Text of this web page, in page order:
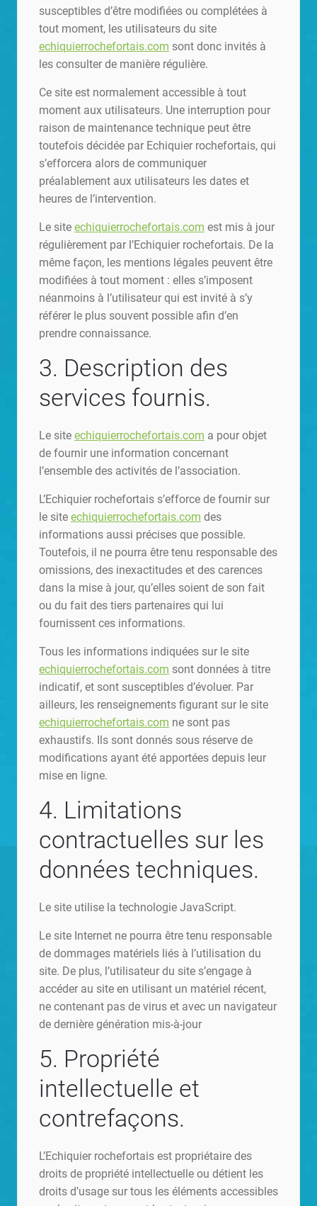
susceptibles d’être modifiées ou complétées à
tout moment, les utilisateurs du site
echiquierrochefortais.com sont donc invités à
les consulter de manière régulière.
Ce site est normalement accessible à tout
moment aux utilisateurs. Une interruption pour
raison de maintenance technique peut être
toutefois décidée par Echiquier rochefortais, qui
s’efforcera alors de communiquer
préalablement aux utilisateurs les dates et
heures de l’intervention.
Le site echiquierrochefortais.com est mis à jour
régulièrement par l’Echiquier rochefortais. De la
même façon, les mentions légales peuvent être
modifiées à tout moment : elles s’imposent
néanmoins à l’utilisateur qui est invité à s’y
référer le plus souvent possible afin d’en
prendre connaissance.
3. Description des
services fournis.
Le site echiquierrochefortais.com a pour objet
de fournir une information concernant
l’ensemble des activités de l’association.
L’Echiquier rochefortais s’efforce de fournir sur
le site echiquierrochefortais.com des
informations aussi précises que possible.
Toutefois, il ne pourra être tenu responsable des
omissions, des inexactitudes et des carences
dans la mise à jour, qu’elles soient de son fait
ou du fait des tiers partenaires qui lui
fournissent ces informations.
Tous les informations indiquées sur le site
echiquierrochefortais.com sont données à titre
indicatif, et sont susceptibles d’évoluer. Par
ailleurs, les renseignements figurant sur le site
echiquierrochefortais.com ne sont pas
exhaustifs. Ils sont donnés sous réserve de
modifications ayant été apportées depuis leur
mise en ligne.
4. Limitations
contractuelles sur les
données techniques.
Le site utilise la technologie JavaScript.
Le site Internet ne pourra être tenu responsable
de dommages matériels liés à l’utilisation du
site. De plus, l’utilisateur du site s’engage à
accéder au site en utilisant un matériel récent,
ne contenant pas de virus et avec un navigateur
de dernière génération mis-à-jour
5. Propriété
intellectuelle et
contrefaçons.
L’Echiquier rochefortais est propriétaire des
droits de propriété intellectuelle ou détient les
droits d’usage sur tous les éléments accessibles